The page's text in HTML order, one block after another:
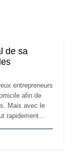
de sa
entrepreneurs
afin de
Mais avec le
rapidement
Le